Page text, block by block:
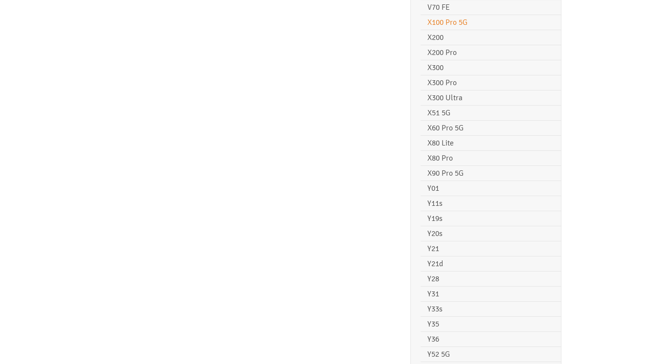
V70 FE
X100 Pro 5G
X200
X200 Pro
X300
X300 Pro
X300 Ultra
X51 5G
X60 Pro 5G
X80 Lite
X80 Pro
X90 Pro 5G
Y01
Y11s
Y19s
Y20s
Y21
Y21d
Y28
Y31
Y33s
Y35
Y36
Y52 5G